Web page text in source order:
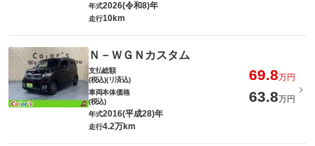
年式2026(令和8)年
走行10km
Ｎ－ＷＧＮカスタム
支払総額
(税込)(リ済込)
69.8万円
車両本体価格
(税込)
63.8万円
年式2016(平成28)年
走行4.2万km